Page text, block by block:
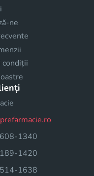
ne
condiții
1340
1420
1638